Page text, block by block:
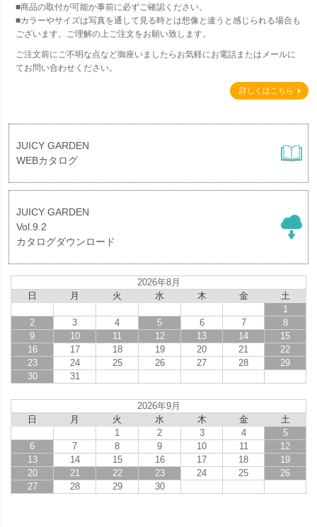
■商品の取付が可能か事前に必ずご確認ください。
■カラーやサイズは写真を通して見る時とは想像と違うと感じられる場合も
ございます。ご理解の上ご注文をお願い致します。
ご注文前にご不明な点など御座いましたらお気軽にお電話またはメールに
てお問い合わせください。
詳しくはこちら
JUICY GARDEN
WEBカタログ
JUICY GARDEN
Vol.9.2
カタログダウンロード
2026年8月
日
月 火 水 木 金
土
1
2
3 4 5 6 7
8
9
10 11 12 13 14
15
16
17 18 19 20 21
22
23
24 25 26 27 28
29
30
31
2026年9月
日
月 火 水 木 金
土
1
2 3 4
5
6
7 8 9 10 11
12
13
14 15 16 17 18
19
20
21 22 23 24 25
26
27
28 29 30